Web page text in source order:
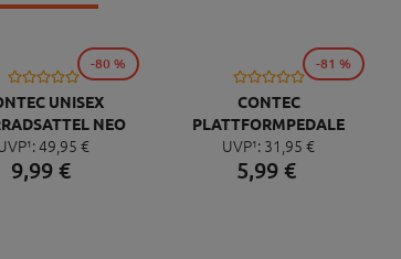
UNISEX
NEO
ZX CUT
49, 95 €
9,99 €
-80 %
CONTEC
PLATTFORMPEDALE
QUICK NEO DELUXE
UVP¹: 31, 95 €
5,99 €
-81 %